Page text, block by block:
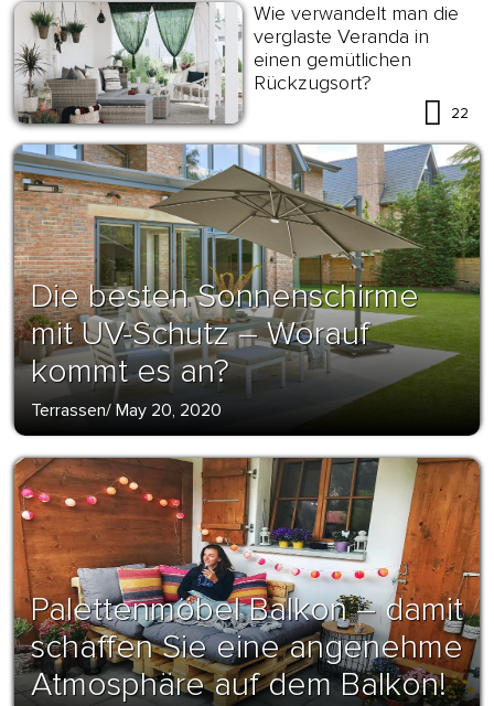
Wie verwandelt man die
verglaste Veranda in
einen gemütlichen
Rückzugsort?
22
Die besten Sonnenschirme
mit UV-Schutz – Worauf
kommt es an?
Terrassen/ May 20, 2020
Palettenmöbel Balkon – damit
schaffen Sie eine angenehme
Atmosphäre auf dem Balkon!